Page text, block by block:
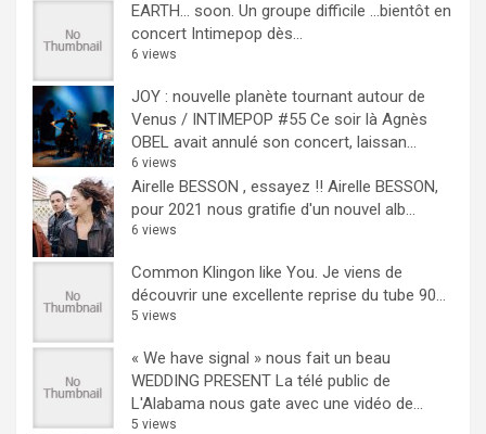
EARTH… soon. Un groupe difficile ...bientôt en
concert Intimepop dès...
6 views
JOY : nouvelle planète tournant autour de
Venus / INTIMEPOP #55 Ce soir là Agnès
OBEL avait annulé son concert, laissan...
6 views
Airelle BESSON , essayez !! Airelle BESSON,
pour 2021 nous gratifie d'un nouvel alb...
6 views
Common Klingon like You. Je viens de
découvrir une excellente reprise du tube 90...
5 views
« We have signal » nous fait un beau
WEDDING PRESENT La télé public de
L'Alabama nous gate avec une vidéo de...
5 views